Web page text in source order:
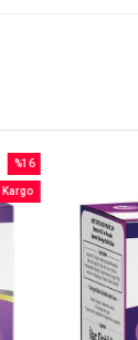
%16
İndirim
%16İndirim